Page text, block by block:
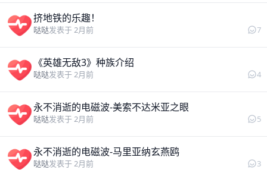
挤地铁的乐趣！
哒哒发表于 2月前 7
《英雄无敌3》种族介绍
哒哒发表于 2月前 4
永不消逝的电磁波-美索不达米亚之眼
哒哒发表于 2月前 5
永不消逝的电磁波-马里亚纳玄燕鸥
哒哒发表于 2月前 3